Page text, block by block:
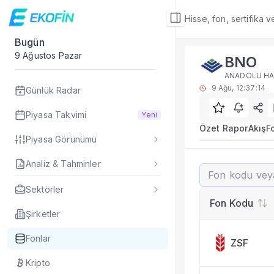
Hisse, fon, sertifika
Bugün
9 Ağustos Pazar
Günlük Radar
Piyasa Takvimi Yeni
Piyasa Görünümü
Analiz & Tahminler
Sektörler
Şirketler
Fonlar
Kripto
Rakip Analizi
BNO benzer
BNO fonu rakip
TEFAS BNO
Fon verileri hangi
BNO fonunu diğer
Evet. Fon detay
Fon Detay— İlgili
Fon Portföyü
BNO
ANADOLU
9 Ağu, 12:37:14
Özet RaporAkış
BNO
Fon Kodu
ZSF